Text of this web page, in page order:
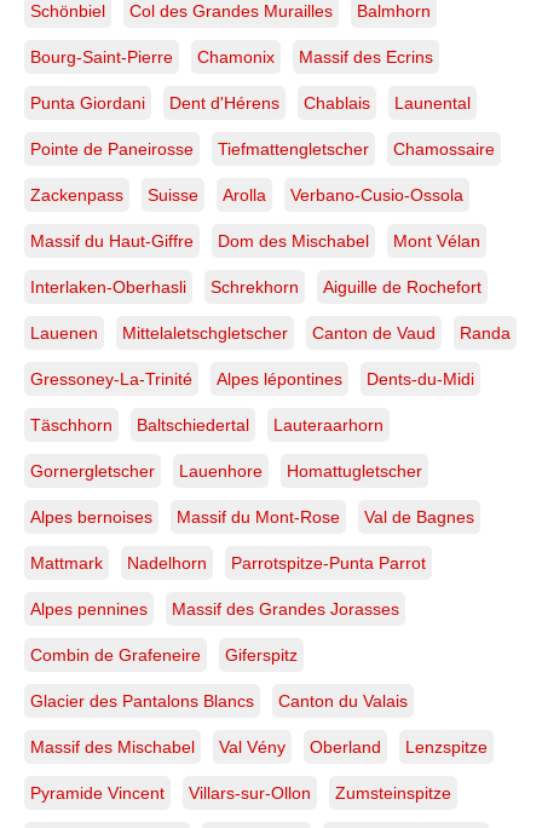
Schönbiel Col des Grandes Murailles Balmhorn
Bourg-Saint-Pierre Chamonix Massif des Ecrins
Punta Giordani Dent d'Hérens Chablais Launental
Pointe de Paneirosse Tiefmattengletscher Chamossaire
Zackenpass Suisse Arolla Verbano-Cusio-Ossola
Massif du Haut-Giffre Dom des Mischabel Mont Vélan
Interlaken-Oberhasli Schrekhorn Aiguille de Rochefort
Lauenen Mittelaletschgletscher Canton de Vaud Randa
Gressoney-La-Trinité Alpes lépontines Dents-du-Midi
Täschhorn Baltschiedertal Lauteraarhorn
Gornergletscher Lauenhore Homattugletscher
Alpes bernoises Massif du Mont-Rose Val de Bagnes
Mattmark Nadelhorn Parrotspitze-Punta Parrot
Alpes pennines Massif des Grandes Jorasses
Combin de Grafeneire Giferspitz
Glacier des Pantalons Blancs Canton du Valais
Massif des Mischabel Val Vény Oberland Lenzspitze
Pyramide Vincent Villars-sur-Ollon Zumsteinspitze